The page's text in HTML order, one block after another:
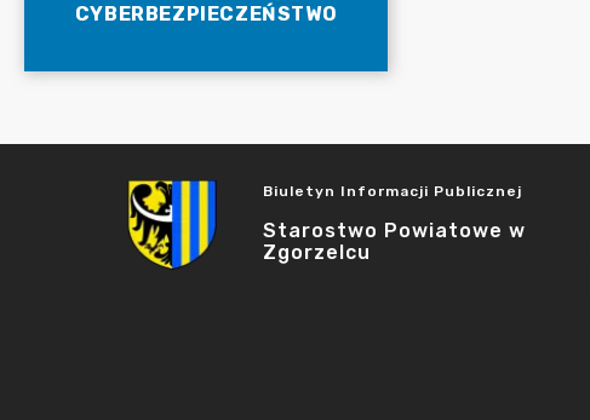
CYBERBEZPIECZEŃSTWO
Biuletyn Informacji Publicznej
Starostwo Powiatowe w
Zgorzelcu